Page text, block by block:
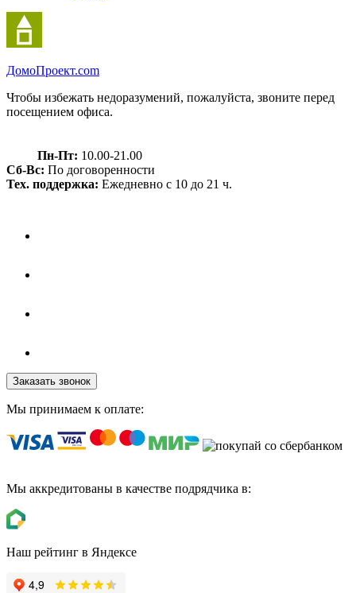
ДомоПроект.com
Чтобы избежать недоразумений, пожалуйста, звоните перед
посещением офиса.
Пн-Пт: 10.00-21.00
Сб-Вс: По договоренности
Тех. поддержка: Ежедневно с 10 до 21 ч.
Заказать звонок
Мы принимаем к оплате:
Мы аккредитованы в качестве подрядчика в:
Наш рейтинг в Яндексе